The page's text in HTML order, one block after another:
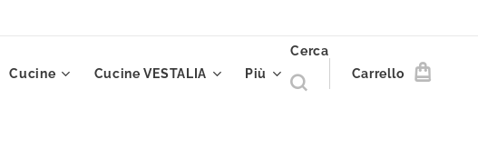
Cucine Cucine VESTALIA Più
Cerca
Carrello